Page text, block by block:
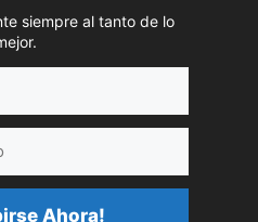
siempre al tanto de lo
Ahora!